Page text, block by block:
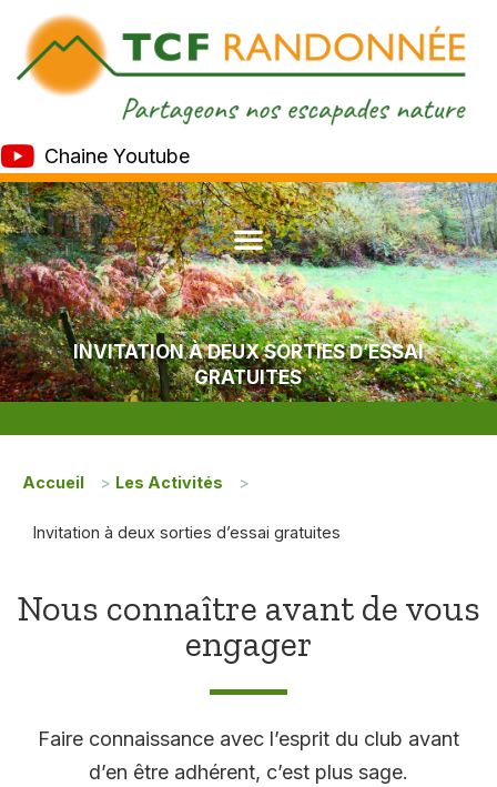
Chaine Youtube
INVITATION À DEUX SORTIES D’ESSAI
GRATUITES
Accueil > Les Activités >
Invitation à deux sorties d’essai gratuites
Nous connaître avant de vous
engager
Faire connaissance avec l’esprit du club avant
d’en être adhérent, c’est plus sage.